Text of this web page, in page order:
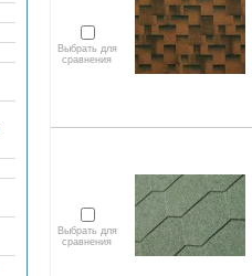
Выбрать для
сравнения
Выбрать для
сравнения